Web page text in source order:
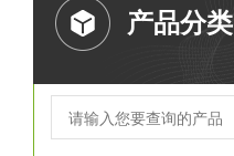
产品分类